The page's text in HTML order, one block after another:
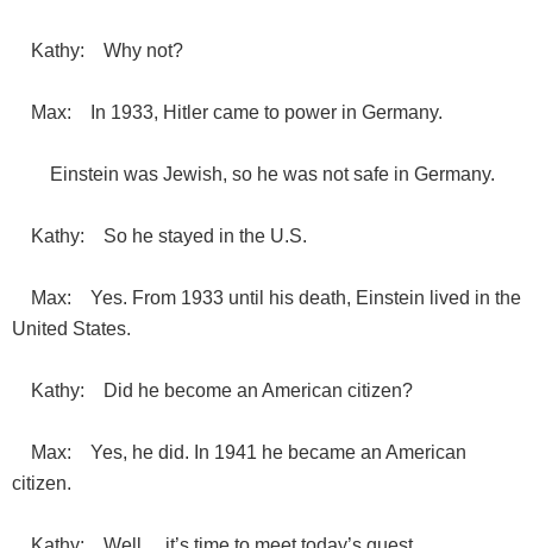
Kathy: Why not?
Max: In 1933, Hitler came to power in Germany.
Einstein was Jewish, so he was not safe in Germany.
Kathy: So he stayed in the U.S.
Max: Yes. From 1933 until his death, Einstein lived in the
United States.
Kathy: Did he become an American citizen?
Max: Yes, he did. In 1941 he became an American
citizen.